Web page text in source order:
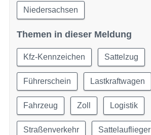
Niedersachsen
Themen in dieser Meldung
Kfz-Kennzeichen Sattelzug
Führerschein Lastkraftwagen
Fahrzeug Zoll Logistik
Straßenverkehr Sattelauflieger